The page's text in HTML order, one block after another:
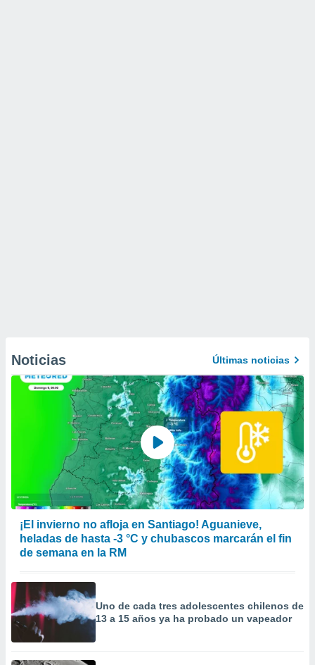
Noticias Últimas noticias
¡El invierno no afloja en Santiago! Aguanieve,
heladas de hasta -3 °C y chubascos marcarán el fin
de semana en la RM
Uno de cada tres adolescentes chilenos de
13 a 15 años ya ha probado un vapeador